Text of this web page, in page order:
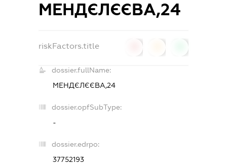
МЕНДЄЛЄЄВА,24
riskFactors.title
dossier.fullName:
МЕНДЄЛЄЄВА,24
dossier.opfSubType:
-
dossier.edrpo:
37752193